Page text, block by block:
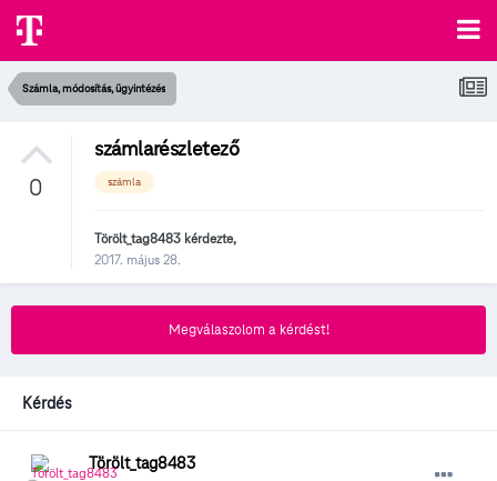
Számla, módosítás, ügyintézés
0
számlarészletező
számla
Törölt_tag8483 kérdezte,
2017. május 28.
Megválaszolom a kérdést!
Kérdés
Törölt_tag8483